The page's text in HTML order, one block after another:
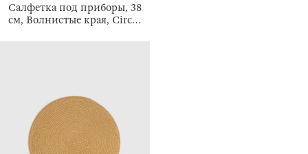
Салфетка под приборы, 38
см, Волнистые края, Circle